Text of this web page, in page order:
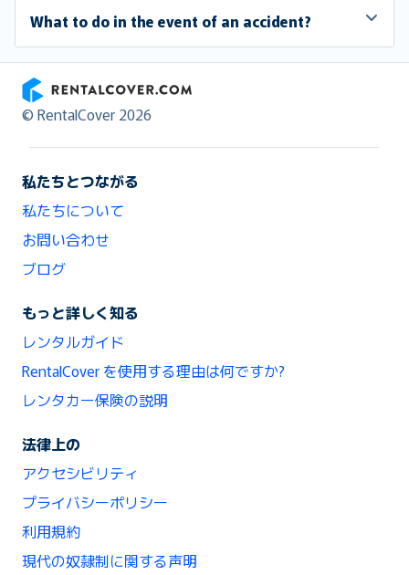
What to do in the event of an accident?
RentalCover
© RentalCover 2026
私たちとつながる
私たちについて
お問い合わせ
ブログ
もっと詳しく知る
レンタルガイド
RentalCover を使用する理由は何ですか?
レンタカー保険の説明
法律上の
アクセシビリティ
プライバシーポリシー
利用規約
現代の奴隷制に関する声明